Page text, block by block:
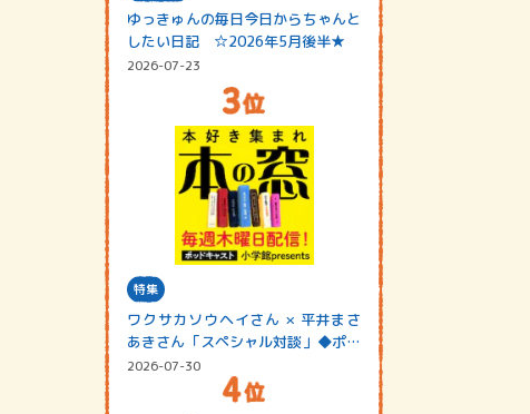
ゆっきゅんの毎日今日からちゃんと
したい日記 ☆2026年5月後半★
2026-07-23
特集
ワクサカソウヘイさん × 平井まさ
あきさん「スペシャル対談」◆ポッ
ドキャスト…
2026-07-30